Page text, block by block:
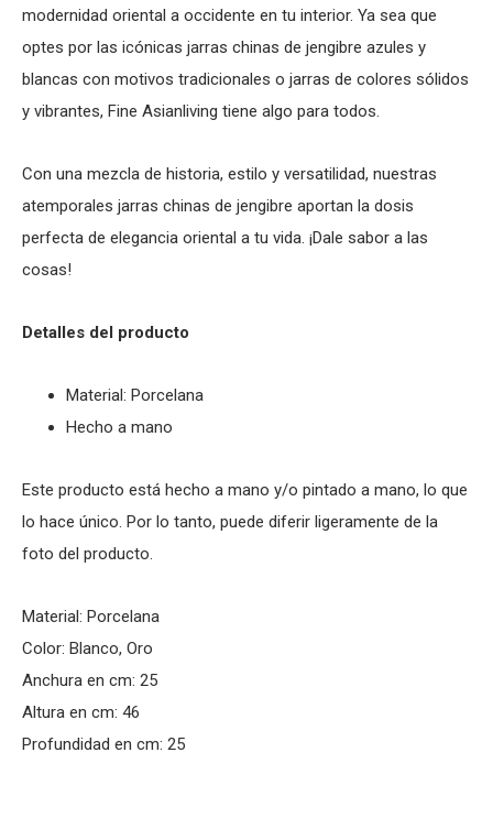
modernidad oriental a occidente en tu interior. Ya sea que
optes por las icónicas jarras chinas de jengibre azules y
blancas con motivos tradicionales o jarras de colores sólidos
y vibrantes, Fine Asianliving tiene algo para todos.
Con una mezcla de historia, estilo y versatilidad, nuestras
atemporales jarras chinas de jengibre aportan la dosis
perfecta de elegancia oriental a tu vida. ¡Dale sabor a las
cosas!
Detalles del producto
Material: Porcelana
Hecho a mano
Este producto está hecho a mano y/o pintado a mano, lo que
lo hace único. Por lo tanto, puede diferir ligeramente de la
foto del producto.
Material: Porcelana
Color: Blanco, Oro
Anchura en cm: 25
Altura en cm: 46
Profundidad en cm: 25